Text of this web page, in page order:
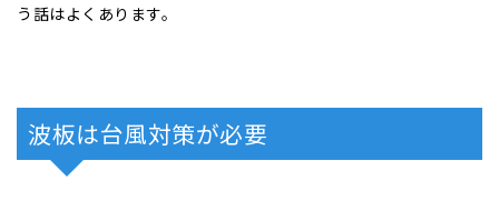
う話はよくあります。
波板は台風対策が必要